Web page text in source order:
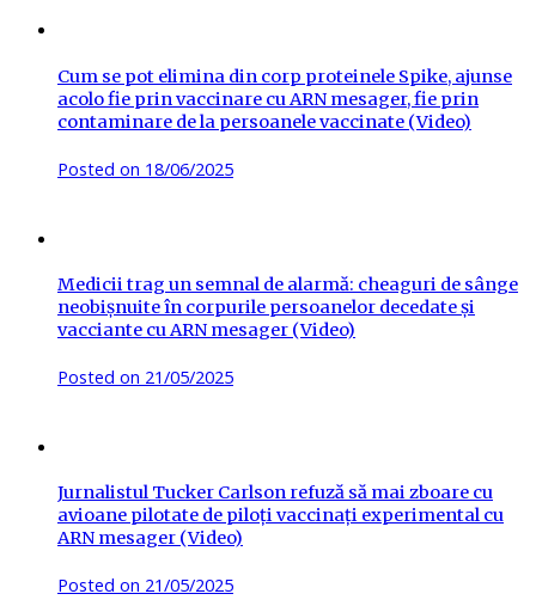
Cum se pot elimina din corp proteinele Spike, ajunse
acolo fie prin vaccinare cu ARN mesager, fie prin
contaminare de la persoanele vaccinate (Video)
Posted on 18/06/2025
Medicii trag un semnal de alarmă: cheaguri de sânge
neobișnuite în corpurile persoanelor decedate și
vacciante cu ARN mesager (Video)
Posted on 21/05/2025
Jurnalistul Tucker Carlson refuză să mai zboare cu
avioane pilotate de piloți vaccinați experimental cu
ARN mesager (Video)
Posted on 21/05/2025